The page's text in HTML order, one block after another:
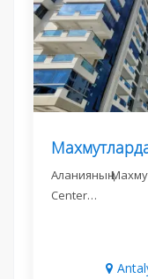
Аланияның
Center…